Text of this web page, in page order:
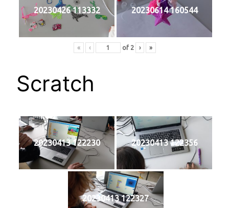
20230426 113332 20230614 160544
« ‹ of 2 › »
Scratch
20230413 122230 20230413 122356
20230413 122327